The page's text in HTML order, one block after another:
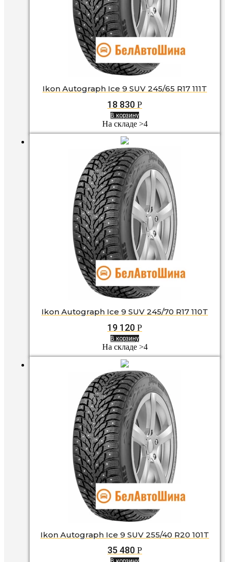
Ikon Autograph Ice 9 SUV 245/65 R17 111T
18 830 Р
В корзину
На складе >4
Ikon Autograph Ice 9 SUV 245/70 R17 110T
19 120 Р
В корзину
На складе >4
Ikon Autograph Ice 9 SUV 255/40 R20 101T
35 480 Р